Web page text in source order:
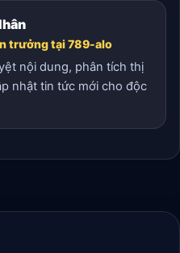
trưởng tại 789-alo
nội dung, phân tích thị
nhật tin tức mới cho độc